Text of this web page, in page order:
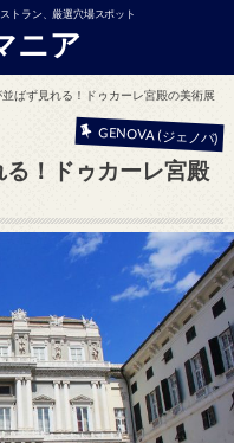
トラン、厳選穴場スポット
ニア
ばず見れる！ドゥカーレ宮殿の美術展
GENOVA (ジェノバ)
！ドゥカーレ宮殿